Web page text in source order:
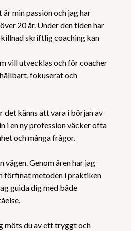
min passion och jag har
20 år. Under den tiden har
skriftlig coaching kan
vill utvecklas och för coacher
fokuserat och
det känns att vara i början av
i en ny profession väcker ofta
och många frågor.
vägen. Genom åren har jag
förfinat metoden i praktiken
guida dig med både
möts du av ett tryggt och